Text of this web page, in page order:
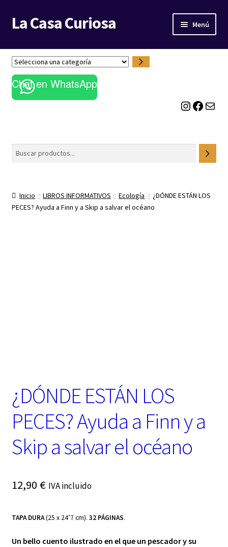
Ir
a
navegación
Ir
al
La Casa Curiosa Menú
LIBRERÍA
BLOG
S
e
l
e
a
c
Chat en WhatsApp
Instagram Facebook Correo electrónico
Buscar
Inicio LIBROS INFORMATIVOS Ecología
¿DÓNDE ESTÁN LOS
PECES? Ayuda a Finn y a Skip a salvar el océano
¿DÓNDE ESTÁN LOS
PECES? Ayuda a Finn y a
Skip a salvar el océano
12,90 € IVA incluido
TAPA DURA(25 x 24’7 cm). 32 PÁGINAS.
Un bello cuento ilustrado en el que un pescador y su